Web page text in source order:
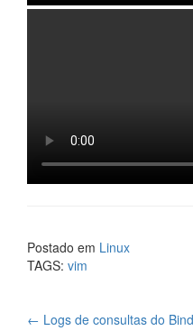
Postado em Linux
TAGS: vim
← Logs de consultas do Bind